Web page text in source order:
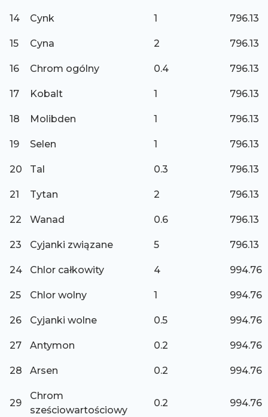
14 Cynk 1 796.13
15 Cyna 2 796.13
16 Chrom ogólny 0.4 796.13
17 Kobalt 1 796.13
18 Molibden 1 796.13
19 Selen 1 796.13
20 Tal 0.3 796.13
21 Tytan 2 796.13
22 Wanad 0.6 796.13
23 Cyjanki związane 5 796.13
24 Chlor całkowity 4 994.76
25 Chlor wolny 1 994.76
26 Cyjanki wolne 0.5 994.76
27 Antymon 0.2 994.76
28 Arsen 0.2 994.76
29
Chrom
sześciowartościowy
0.2 994.76